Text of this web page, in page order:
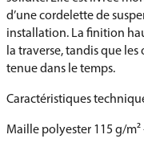
d’une cordelette de
installation. La finition
la traverse, tandis que
tenue dans le temps.
Caractéristiques
Maille polyester 115 g/